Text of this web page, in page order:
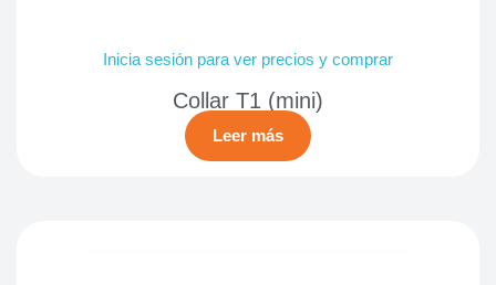
Inicia sesión para ver precios y comprar
Collar T1 (mini)
Leer más